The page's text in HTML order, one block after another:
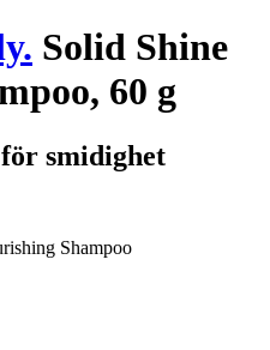
Solid Shine
60 g
smidighet
Shampoo